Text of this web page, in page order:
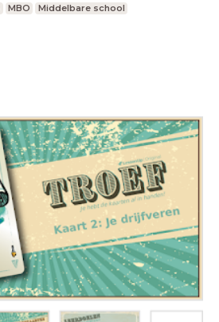
MBO
Middelbare school